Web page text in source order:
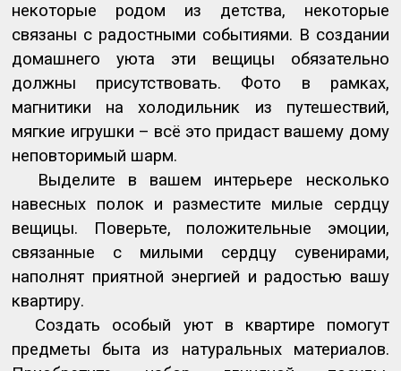
некоторые родом из детства, некоторые
связаны с радостными событиями. В создании
домашнего уюта эти вещицы обязательно
должны присутствовать. Фото в рамках,
магнитики на холодильник из путешествий,
мягкие игрушки – всё это придаст вашему дому
неповторимый шарм.
Выделите в вашем интерьере несколько
навесных полок и разместите милые сердцу
вещицы. Поверьте, положительные эмоции,
связанные с милыми сердцу сувенирами,
наполнят приятной энергией и радостью вашу
квартиру.
Создать особый уют в квартире помогут
предметы быта из натуральных материалов.